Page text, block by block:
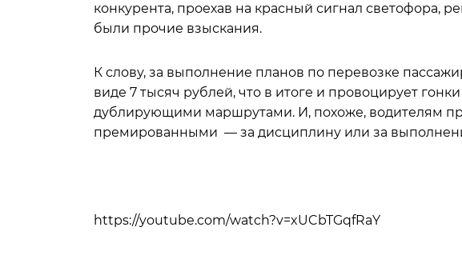
конкурента, проехав на красный сигнал светофора,
были прочие взыскания.
К слову, за выполнение планов по перевозке
виде 7 тысяч рублей, что в итоге и провоцирует
дублирующими маршрутами. И, похоже, водителям
премированными — за дисциплину или за
https://youtube.com/watch?v=xUCbTGqfRaY